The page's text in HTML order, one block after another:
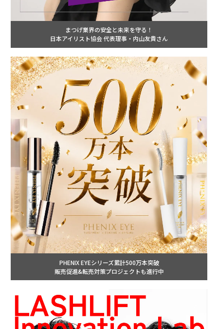
まつげ業界の安全と未来を守る！
日本アイリスト協会 代表理事・内山友貴さん
PHENIX EYEシリーズ累計500万本突破
販売促進&転売対策プロジェクトも進行中